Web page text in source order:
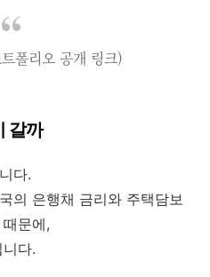
폴리오 공개 링크)
갈까
다.
의 은행채 금리와 주택담보
문에,
다.